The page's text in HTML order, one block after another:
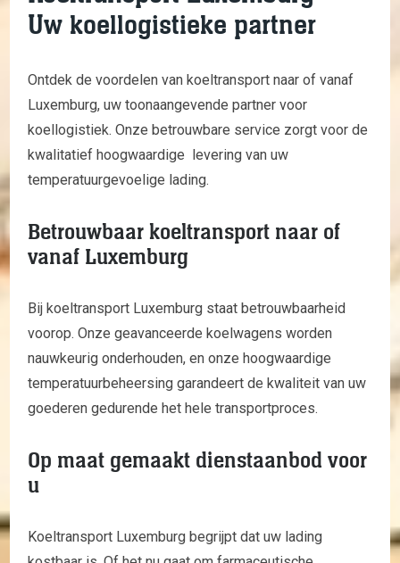
Uw koellogistieke partner
Ontdek de voordelen van koeltransport naar of vanaf
Luxemburg, uw toonaangevende partner voor
koellogistiek. Onze betrouwbare service zorgt voor de
kwalitatief hoogwaardige levering van uw
temperatuurgevoelige lading.
Betrouwbaar koeltransport naar of
vanaf Luxemburg
Bij koeltransport Luxemburg staat betrouwbaarheid
voorop. Onze geavanceerde koelwagens worden
nauwkeurig onderhouden, en onze hoogwaardige
temperatuurbeheersing garandeert de kwaliteit van uw
goederen gedurende het hele transportproces.
Op maat gemaakt dienstaanbod voor
u
Koeltransport Luxemburg begrijpt dat uw lading